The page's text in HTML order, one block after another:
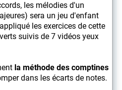
les mélodies d'un
sera un jeu d'enfant
les exercices de cette
suivis de 7 vidéos yeux
la méthode des comptines
dans les écarts de notes.